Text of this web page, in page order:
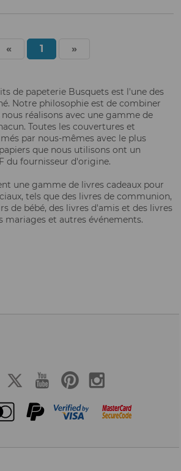
« 1 »
de papeterie Busquets est l'une des
Notre philosophie est de combiner
réalisons avec une gamme de
Toutes les couvertures et
par nous-mêmes avec le plus
que nous utilisons ont un
du fournisseur d'origine.
une gamme de livres cadeaux pour
tels que des livres de communion,
de bébé, des livres d'amis et des livres
mariages et autres événements.